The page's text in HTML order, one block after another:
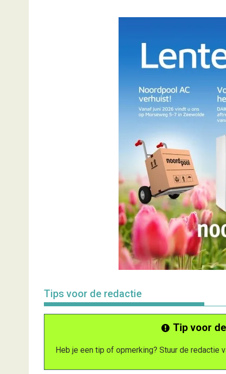
Tips voor de redactie
Tip voor
Heb je een tip of opmerking? Stuur de redactie